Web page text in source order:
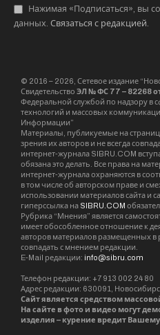
Нажимая «Подписаться», вы
данных. Связаться с редакцией
© 2016 – 2026, Сетевое издание
Свидетельство ЭЛ № ФС 77 – 82268
Федеральной службой по надзору в
технологий и массовых
Информации”
Материалы, публикуемые на
зрения их авторов и не всегда
интернет-журнала SIBRU.COM
обязана это делать. Все права на
интернет-журнала охраняются в
в том числе об авторском праве и
использовании материалов сайта и
гиперссылка на SIBRU.COM
Рубрика “Мнения” является
имеет обособленное отношение к
авторов материалов размещенных в
совпадать с мнением редакции.
E-Mail редакции: info@sibru.com
Телефон редакции: +7 913 002 24 80
Адрес редакции: 630091,
Сайт является средством
На сайте в фото и видео могут
изделия – курение вредит